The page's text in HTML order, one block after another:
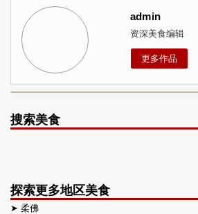
admin
资深美食编辑
更多作品
搜索美食
探索更多地区美食
➤ 柔佛